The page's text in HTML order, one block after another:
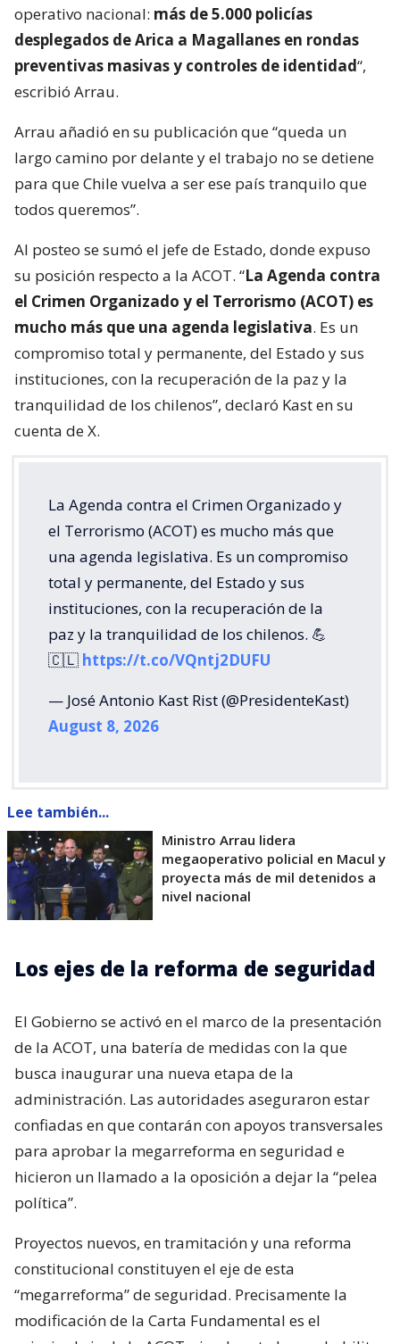
operativo nacional: más de 5.000 policías
desplegados de Arica a Magallanes en rondas
preventivas masivas y controles de identidad“,
escribió Arrau.
Arrau añadió en su publicación que “queda un
largo camino por delante y el trabajo no se detiene
para que Chile vuelva a ser ese país tranquilo que
todos queremos”.
Al posteo se sumó el jefe de Estado, donde expuso
su posición respecto a la ACOT. “La Agenda contra
el Crimen Organizado y el Terrorismo (ACOT) es
mucho más que una agenda legislativa. Es un
compromiso total y permanente, del Estado y sus
instituciones, con la recuperación de la paz y la
tranquilidad de los chilenos”, declaró Kast en su
cuenta de X.
La Agenda contra el Crimen Organizado y
el Terrorismo (ACOT) es mucho más que
una agenda legislativa. Es un compromiso
total y permanente, del Estado y sus
instituciones, con la recuperación de la
paz y la tranquilidad de los chilenos. 💪
🇨🇱 https://t.co/VQntj2DUFU
— José Antonio Kast Rist (@PresidenteKast)
August 8, 2026
Lee también...
Ministro Arrau lidera
megaoperativo policial en Macul y
proyecta más de mil detenidos a
nivel nacional
Los ejes de la reforma de seguridad
El Gobierno se activó en el marco de la presentación
de la ACOT, una batería de medidas con la que
busca inaugurar una nueva etapa de la
administración. Las autoridades aseguraron estar
confiadas en que contarán con apoyos transversales
para aprobar la megarreforma en seguridad e
hicieron un llamado a la oposición a dejar la “pelea
política”.
Proyectos nuevos, en tramitación y una reforma
constitucional constituyen el eje de esta
“megarreforma” de seguridad. Precisamente la
modificación de la Carta Fundamental es el